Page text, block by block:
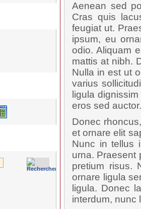
Aenean sed
Cras quis
feugiat ut.
ipsum, eu
odio. Aliquam
mattis at nibh.
Nulla in est ut
varius
ligula
eros sed auctor.
Donec
et ornare elit
Nunc in tellus
urna. Praesent
pretium risus.
ornare ligula
ligula. Donec
interdum, nunc